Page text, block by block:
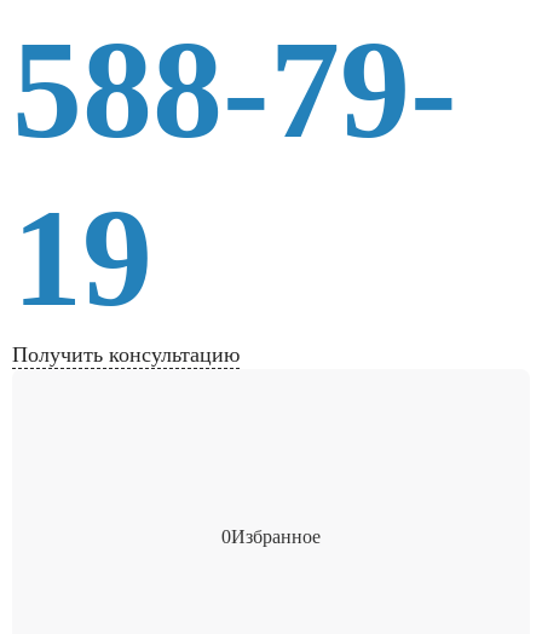
588-79-
19
Получить консультацию
0Избранное